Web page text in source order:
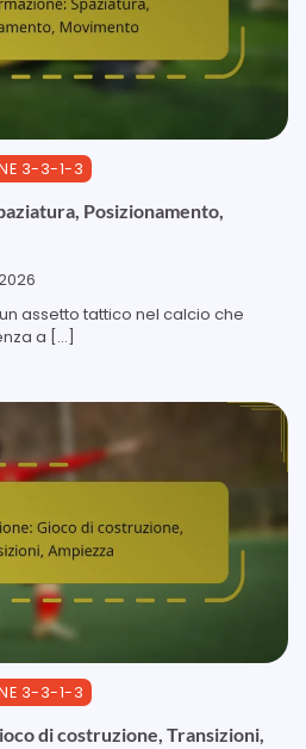
3-3-1-3
Posizionamento,
assetto tattico nel calcio che
a […]
3-3-1-3
di costruzione, Transizioni,